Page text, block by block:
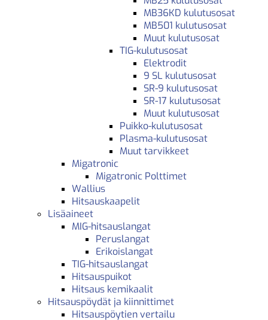
MB36KD kulutusosat
MB501 kulutusosat
Muut kulutusosat
TIG-kulutusosat
Elektrodit
9 SL kulutusosat
SR-9 kulutusosat
SR-17 kulutusosat
Muut kulutusosat
Puikko-kulutusosat
Plasma-kulutusosat
Muut tarvikkeet
Migatronic
Migatronic Polttimet
Wallius
Hitsauskaapelit
Lisäaineet
MIG-hitsauslangat
Peruslangat
Erikoislangat
TIG-hitsauslangat
Hitsauspuikot
Hitsaus kemikaalit
Hitsauspöydät ja kiinnittimet
Hitsauspöytien vertailu